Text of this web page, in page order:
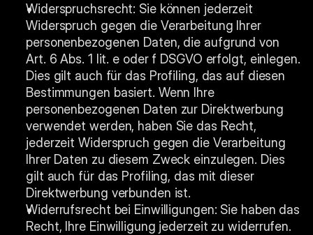
Widerspruchsrecht: Sie können jederzeit
Widerspruch gegen die Verarbeitung Ihrer
personenbezogenen Daten, die aufgrund von
Art. 6 Abs. 1 lit. e oder f DSGVO erfolgt, einlegen.
Dies gilt auch für das Profiling, das auf diesen
Bestimmungen basiert. Wenn Ihre
personenbezogenen Daten zur Direktwerbung
verwendet werden, haben Sie das Recht,
jederzeit Widerspruch gegen die Verarbeitung
Ihrer Daten zu diesem Zweck einzulegen. Dies
gilt auch für das Profiling, das mit dieser
Direktwerbung verbunden ist.
Widerrufsrecht bei Einwilligungen: Sie haben das
Recht, Ihre Einwilligung jederzeit zu widerrufen.